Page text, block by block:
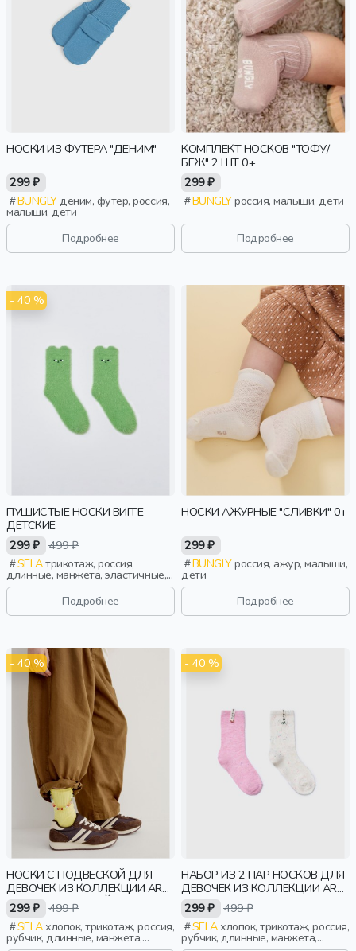
НОСКИ ИЗ ФУТЕРА "ДЕНИМ"
299 ₽
BUNGLYденим, футер, россия,
малыши, дети
Подробнее
КОМПЛЕКТ НОСКОВ "ТОФУ/
БЕЖ" 2 ШТ 0+
299 ₽
BUNGLYроссия, малыши, дети
Подробнее
- 40 %
ПУШИСТЫЕ НОСКИ ВИГГЕ
ДЕТСКИЕ
299 ₽ 499 ₽
SELAтрикотаж, россия,
длинные, манжета, эластичные,
девочки, дети
Подробнее
НОСКИ АЖУРНЫЕ "СЛИВКИ" 0+
299 ₽
BUNGLYроссия, ажур, малыши,
дети
Подробнее
- 40 %
НОСКИ С ПОДВЕСКОЙ ДЛЯ
ДЕВОЧЕК ИЗ КОЛЛЕКЦИИ ART
PEOPLE С АВРОРОЙ
299 ₽ 499 ₽
SELAхлопок, трикотаж, россия,
рубчик, длинные, манжета,
- 40 %
НАБОР ИЗ 2 ПАР НОСКОВ ДЛЯ
ДЕВОЧЕК ИЗ КОЛЛЕКЦИИ ART
PEOPLE
299 ₽ 499 ₽
SELAхлопок, трикотаж, россия,
рубчик, длинные, манжета,